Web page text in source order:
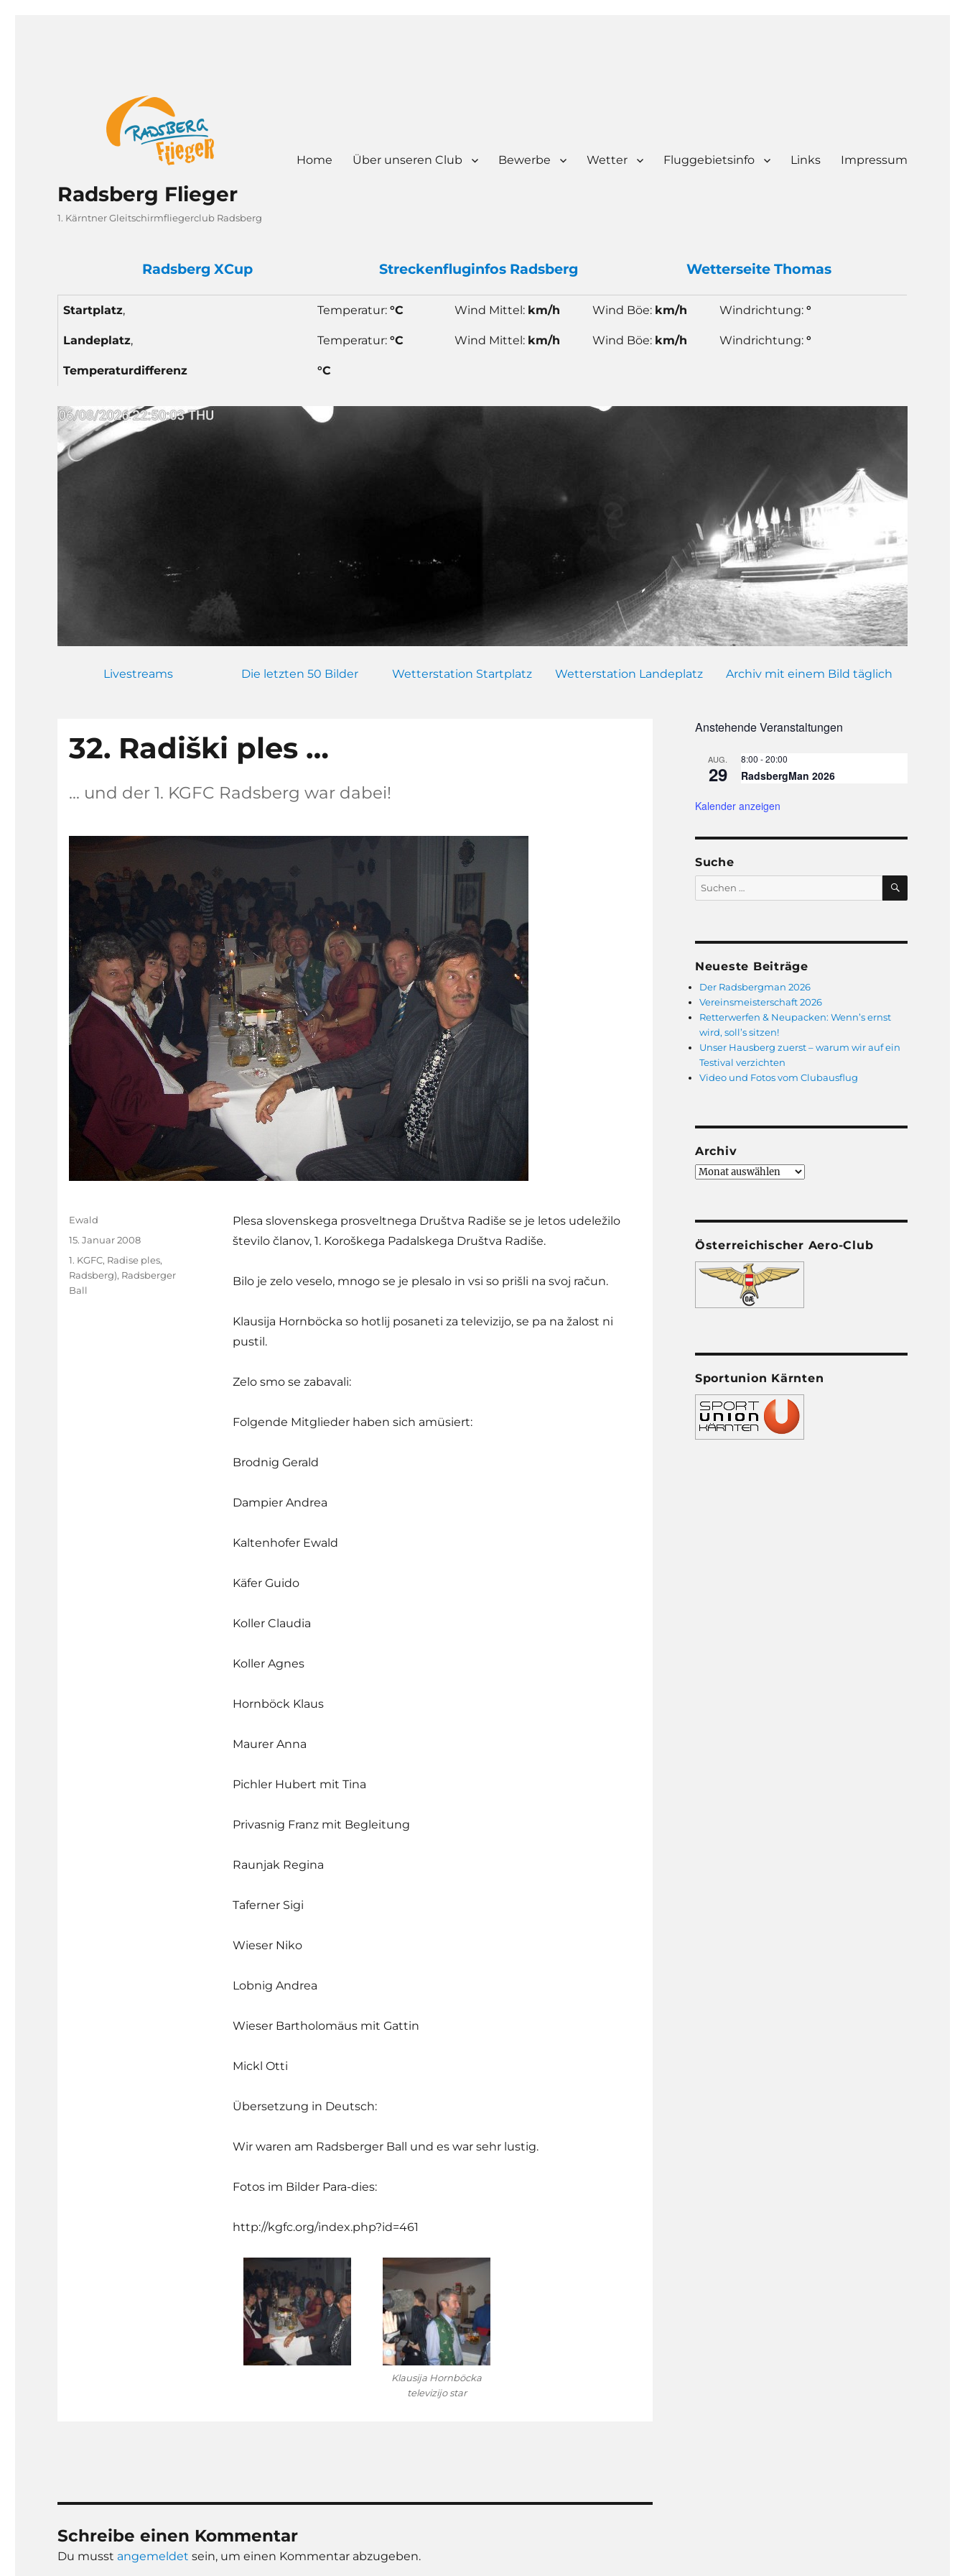
Radsberg Flieger
1. Kärntner Gleitschirmfliegerclub Radsberg
Home Über unseren Club Bewerbe Wetter Fluggebietsinfo Links Impressum
Radsberg XCup Streckenfluginfos Radsberg Wetterseite Thomas
Startplatz, Temperatur:°C Wind Mittel: km/h Wind Böe: km/h Windrichtung:°
Landeplatz, Temperatur:°C Wind Mittel: km/h Wind Böe: km/h Windrichtung:°
Temperaturdifferenz °C
Livestreams Die letzten 50 Bilder Wetterstation Startplatz Wetterstation Landeplatz Archiv mit einem Bild täglich
32. Radiški ples …
… und der 1. KGFC Radsberg war dabei!
Plesa slovenskega prosveltnega Društva Radiše se je letos udeležilo
število članov, 1. Koroškega Padalskega Društva Radiše.
Bilo je zelo veselo, mnogo se je plesalo in vsi so prišli na svoj račun.
Klausija Hornböcka so hotlij posaneti za televizijo, se pa na žalost ni
pustil.
Zelo smo se zabavali:
Folgende Mitglieder haben sich amüsiert:
Brodnig Gerald
Dampier Andrea
Kaltenhofer Ewald
Käfer Guido
Koller Claudia
Koller Agnes
Hornböck Klaus
Maurer Anna
Pichler Hubert mit Tina
Privasnig Franz mit Begleitung
Raunjak Regina
Taferner Sigi
Wieser Niko
Lobnig Andrea
Wieser Bartholomäus mit Gattin
Mickl Otti
Übersetzung in Deutsch:
Wir waren am Radsberger Ball und es war sehr lustig.
Fotos im Bilder Para-dies:
http://kgfc.org/index.php?id=461
Klausija Hornböcka
televizijo star
Autor
Ewald
Veröffentlicht
15. Januar 2008
Schlagwörter
1. KGFC, Radise ples,
Radsberg), Radsberger
Ball
Schreibe einen Kommentar
Du musst angemeldet sein, um einen Kommentar abzugeben.
Anstehende Veranstaltungen
AUG.
29
8:00 -20:00
RadsbergMan 2026
Kalender anzeigen
Suche
Suchen
SUCHEN
Neueste Beiträge
Der Radsbergman 2026
Vereinsmeisterschaft 2026
Retterwerfen & Neupacken: Wenn’s ernst
wird, soll’s sitzen!
Unser Hausberg zuerst – warum wir auf ein
Testival verzichten
Video und Fotos vom Clubausflug
Archiv
Archiv
Österreichischer Aero-Club
Sportunion Kärnten